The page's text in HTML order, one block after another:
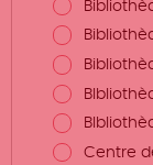
Centre